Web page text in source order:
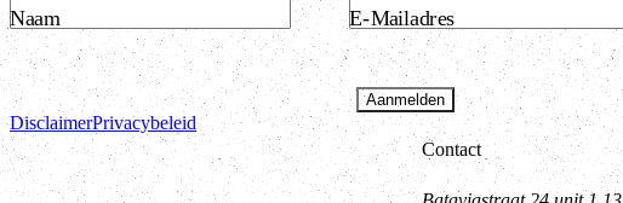
Naam E-Mailadres
Aanmelden
DisclaimerPrivacybeleid
Contact